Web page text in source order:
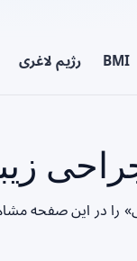
BMI رژیم لاغری
را در این صفحه